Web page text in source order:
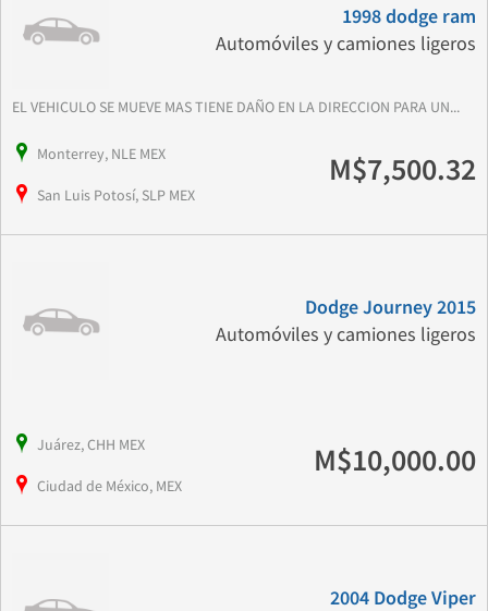
1998 dodge ram
Automóviles y camiones ligeros
EL VEHICULO SE MUEVE MAS TIENE DAÑO EN LA DIRECCION PARA UN...
Monterrey, NLE MEX
San Luis Potosí, SLP MEX
M$7,500.32
Dodge Journey 2015
Automóviles y camiones ligeros
Juárez, CHH MEX
Ciudad de México, MEX
M$10,000.00
2004 Dodge Viper